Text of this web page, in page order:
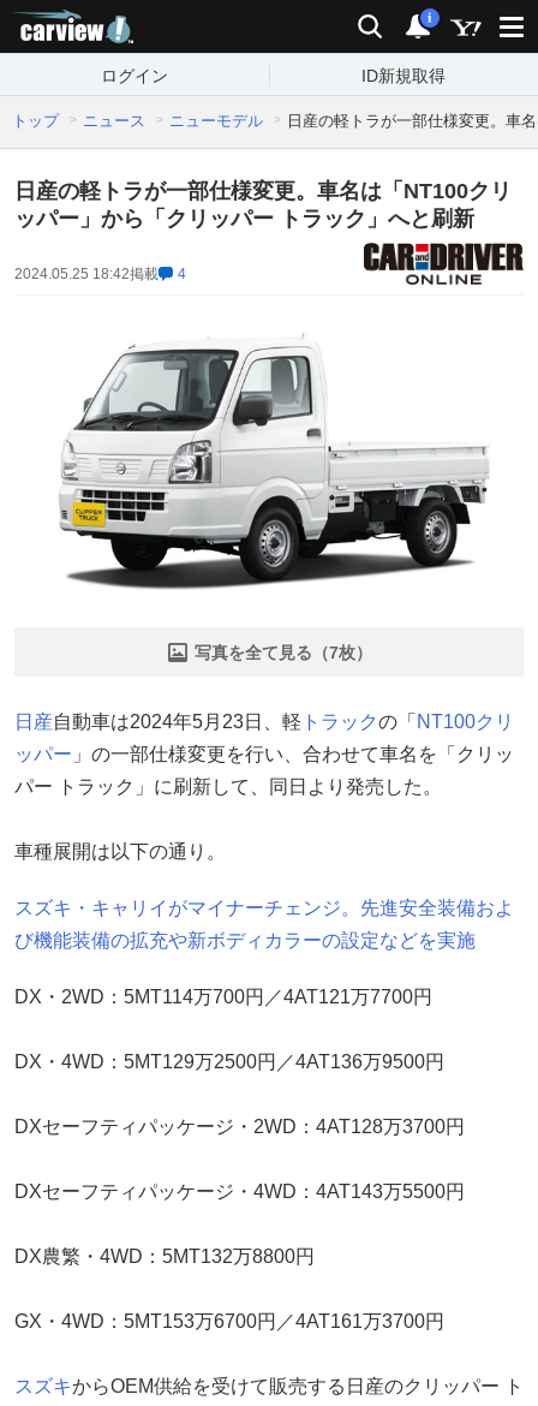
検索 通知
i
ログイン ID新規取得
トップ ニュース ニューモデル 日産の軽トラが一部仕様変更。車
日産の軽トラが一部仕様変更。車名は「NT100クリ
ッパー」から「クリッパー トラック」へと刷新
2024.05.25 18:42掲載 4
写真を全て見る（7枚）
日産自動車は2024年5月23日、軽 トラックの「 NT100クリ
ッパー 」の一部仕様変更を行い、合わせて車名を「クリッ
パー トラック」に刷新して、同日より発売した。
車種展開は以下の通り。
スズキ・キャリイがマイナーチェンジ。先進安全装備およ
び機能装備の拡充や新ボディカラーの設定などを実施
DX・2WD：5MT114万700円／4AT121万7700円
DX・4WD：5MT129万2500円／4AT136万9500円
DXセーフティパッケージ・2WD：4AT128万3700円
DXセーフティパッケージ・4WD：4AT143万5500円
DX農繁・4WD：5MT132万8800円
GX・4WD：5MT153万6700円／4AT161万3700円
スズキからOEM供給を受けて販売する日産のクリッパー ト